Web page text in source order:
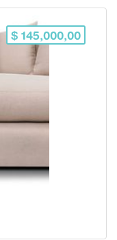
$ 145,000,00